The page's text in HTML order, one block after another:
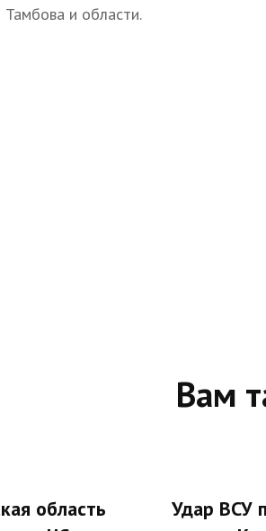
Тамбова и области.
Вам
область
Удар ВСУ